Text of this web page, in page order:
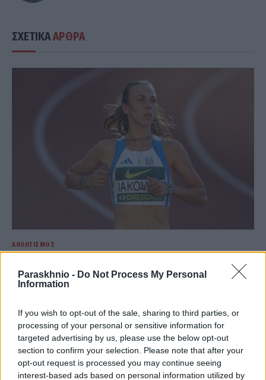
Paraskhnio - Do Not Process My Personal
Information
If you wish to opt-out of the sale, sharing to third parties, or
processing of your personal or sensitive information for
targeted advertising by us, please use the below opt-out
section to confirm your selection. Please note that after your
opt-out request is processed you may continue seeing
interest-based ads based on personal information utilized by
ΣΧΕΤΙΚΑΑΡΘΡΑ
ΑΘΛΗΤΙΣΜΌΣ
Παγκόσμιο Κ20: Η Ελένη Ιακωβάκη στον τελικό των
400μ. με εμπόδια με πανελλήνιο ρεκόρ